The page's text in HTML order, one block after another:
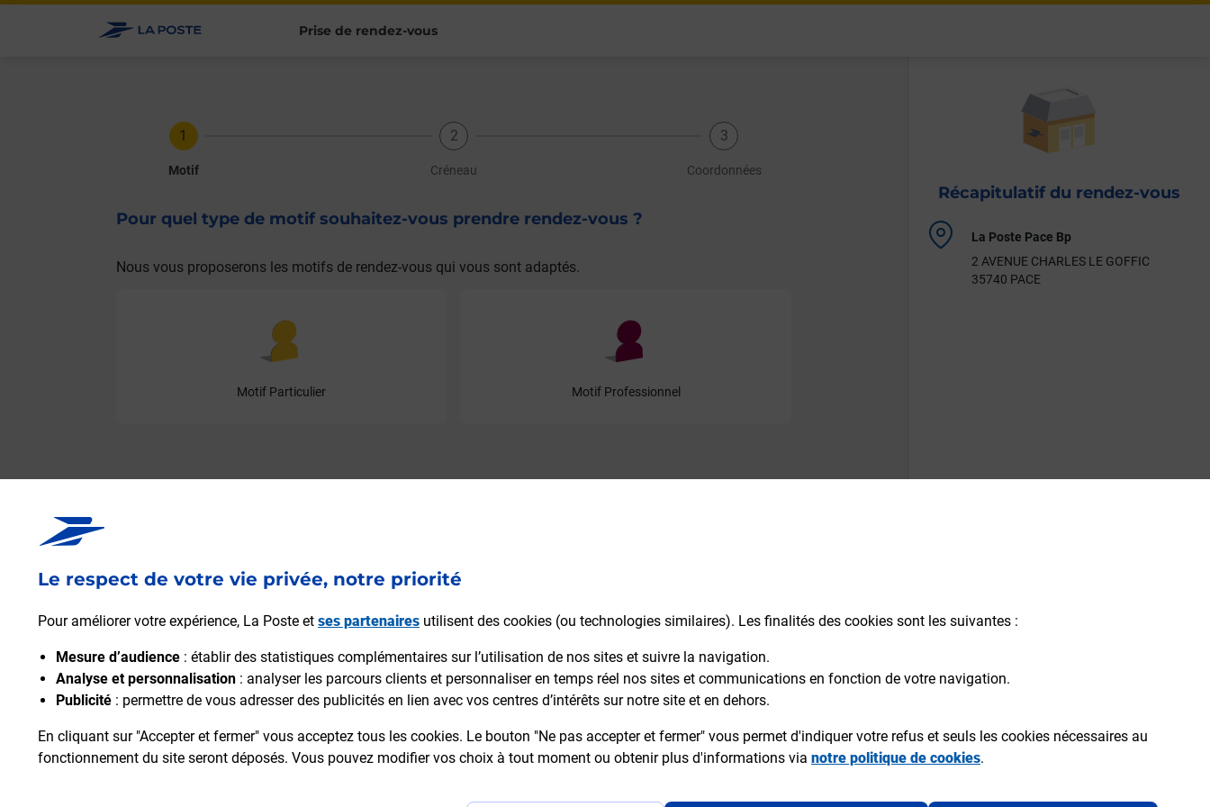
Le respect de votre vie privée, notre priorité
Pour améliorer votre expérience, La Poste et ses partenaires utilisent des cookies (ou technologies similaires). Les finalités des cookies sont les suivantes :
Mesure d’audience : établir des statistiques complémentaires sur l’utilisation de nos sites et suivre la navigation.
Analyse et personnalisation : analyser les parcours clients et personnaliser en temps réel nos sites et communications en fonction de votre navigation.
Publicité : permettre de vous adresser des publicités en lien avec vos centres d’intérêts sur notre site et en dehors.
En cliquant sur "Accepter et fermer" vous acceptez tous les cookies. Le bouton "Ne pas accepter et fermer" vous permet d'indiquer votre refus et seuls les cookies nécessaires au
fonctionnement du site seront déposés. Vous pouvez modifier vos choix à tout moment ou obtenir plus d'informations via notre politique de cookies.
Prise de rendez-vous
Motif Créneau Coordonnées
Pour quel type de motif souhaitez-vous prendre rendez-vous ?
Nous vous proposerons les motifs de rendez-vous qui vous sont adaptés.
Motif Particulier Motif Professionnel
Récapitulatif du rendez-vous
Localisation
de
La Poste Pace Bp
2 AVENUE CHARLES LE GOFFIC
35740 PACE